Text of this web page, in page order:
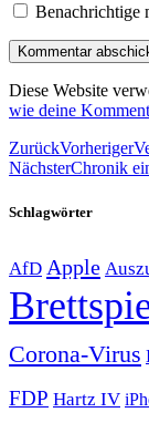
Benachrichtige
Diese Website
wie deine
ZurückVorheriger
NächsterChronik
Schlagwörter
AfD Apple
Corona-Virus
FDP Hartz IV